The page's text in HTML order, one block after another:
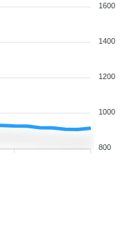
1600
1400
1200
1000
800